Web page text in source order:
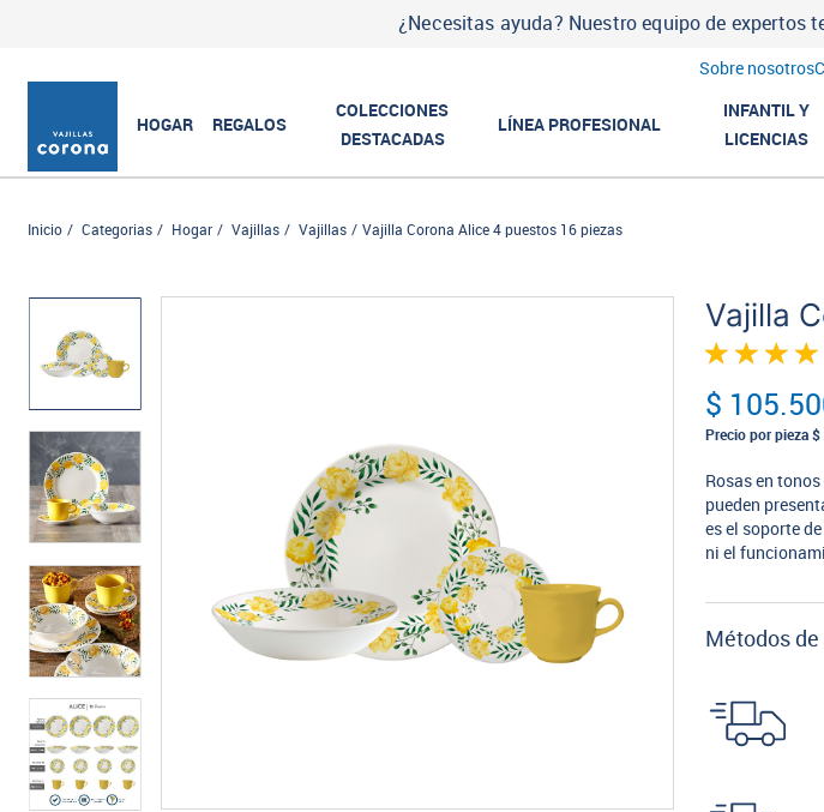
¿Necesitas ayuda? Nuestro equipo de expertos
Sobre nosotros
HOGAR REGALOS
COLECCIONES
DESTACADAS
LÍNEA PROFESIONAL
INFANTIL Y
LICENCIAS
Inicio Categorias Hogar Vajillas Vajillas Vajilla Corona Alice 4 puestos 16 piezas
Vajilla
$
Precio por pieza $
Rosas en
pueden
es el soporte
ni el
Métodos